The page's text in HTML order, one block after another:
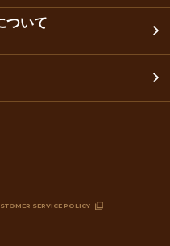
ついて
SERVICE POLICY